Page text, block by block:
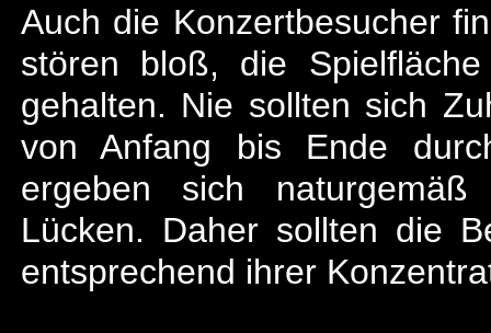
Auch die Konzertbesucher
stören bloß, die
gehalten. Nie sollten sich
von Anfang bis Ende
ergeben sich
Lücken. Daher sollten die
entsprechend ihrer